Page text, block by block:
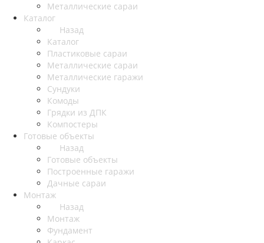
Металлические сараи
Каталог
Назад
Каталог
Пластиковые сараи
Металлические сараи
Металлические гаражи
Сундуки
Комоды
Грядки из ДПК
Компостеры
Готовые объекты
Назад
Готовые объекты
Построенные гаражи
Дачные сараи
Монтаж
Назад
Монтаж
Фундамент